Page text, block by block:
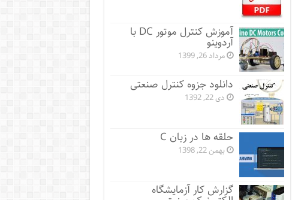
آموزش کنترل موتور DC با
آردوینو
مرداد 26, 1399
دانلود جزوه کنترل صنعتی
دی 22, 1392
حلقه ها در زبان C
بهمن 22, 1398
گزارش کار آزمایشگاه